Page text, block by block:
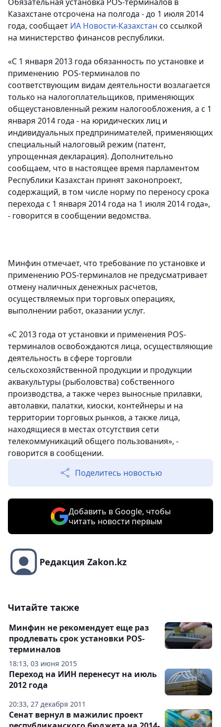
Казахстане отсрочена на полгода - до 1 июля 2014
года, сообщает ИА Новости-Казахстан со ссылкой
на министерство финансов республики.
«С 1 января 2013 года обязанность по установке и
применению POS-терминалов по
соответствующим видам деятельности возлагается
только на налогоплательщиков, применяющих
общеустановленный режим налогообложения, а с 1
января 2014 года - на юридических лиц и
индивидуальных предпринимателей, применяющих
специальный налоговый режим (патент,
упрощенная декларация). Дополнительно
сообщаем, что в настоящее время парламентом
Республики Казахстан принят законопроект,
содержащий, в том числе норму по переносу срока
перехода с 1 января 2014 года на 1 июля 2014 года»,
- говорится в сообщении ведомства.
Минфин отмечает, что требование по установке и
применению POS-терминалов не предусматривает
отмену наличных денежных расчетов,
осуществляемых при торговых операциях,
выполнении работ, оказании услуг.
«С 2013 года от установки и применения POS-
терминалов освобождаются лица, осуществляющие
деятельность в сфере торговли
сельскохозяйственной продукции и продукции
аквакультуры (рыболовства) собственного
производства, а также через выносные прилавки,
автолавки, палатки, киоски, контейнеры и на
территории торговых рынков, а также лица,
находящиеся в местах отсутствия сети
телекоммуникаций общего пользования», -
говорится в сообщении.
Поделитесь новостью
Добавить в Google, чтобы
читать новости первым
Редакция Zakon.kz
Читайте также
18:13, 03 июня 2015
Минфин не рекомендует еще раз
продлевать срок установки POS-
терминалов
20:33, 27 декабря 2011
Переход на ИИН перенесут на июль
2012 года
Сенат вернул в мажилис проект